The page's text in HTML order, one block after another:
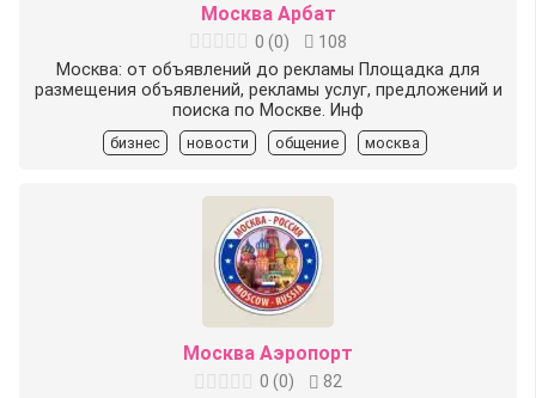
Москва Арбат
0 (0)
108
Москва: от объявлений до рекламы Площадка для
размещения объявлений, рекламы услуг, предложений и
поиска по Москве. Инф
бизнес новости общение москва
Москва Аэропорт
0 (0)
82